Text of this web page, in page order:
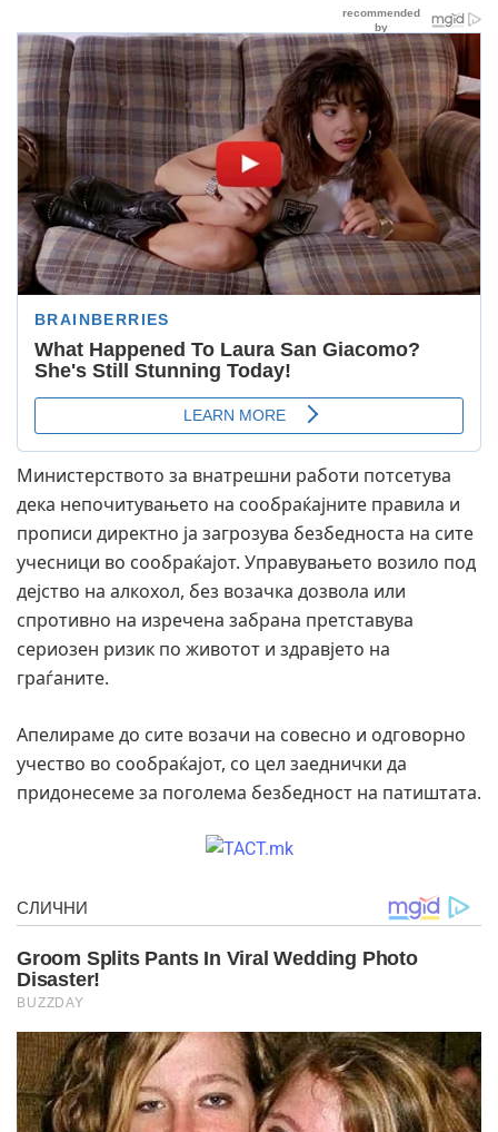
Министерството за внатрешни работи потсетува
дека непочитувањето на сообраќајните правила и
прописи директно ја загрозува безбедноста на сите
учесници во сообраќајот. Управувањето возило под
дејство на алкохол, без возачка дозвола или
спротивно на изречена забрана претставува
сериозен ризик по животот и здравјето на
граѓаните.
Апелираме до сите возачи на совесно и одговорно
учество во сообраќајот, со цел заеднички да
придонесеме за поголема безбедност на патиштата.